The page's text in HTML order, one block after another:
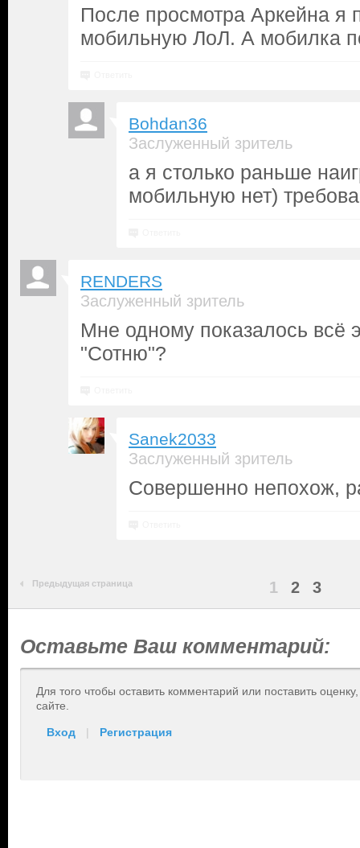
После просмотра Аркейна я
мобильную ЛоЛ. А мобилка
Bohdan36
Заслуженный зритель
а я столько раньше
мобильную нет)
RENDERS
Заслуженный зритель
Мне одному показалось всё
"Сотню"?
Sanek2033
Заслуженный зритель
Совершенно непохож,
Предыдущая страница 1 2 3
Оставьте Ваш комментарий:
Для того чтобы оставить комментарий или поставить
сайте.
Вход | Регистрация